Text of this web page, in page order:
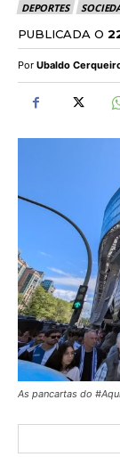
DEPORTES
PUBLICADA O
Por Ubaldo
As pancartas do